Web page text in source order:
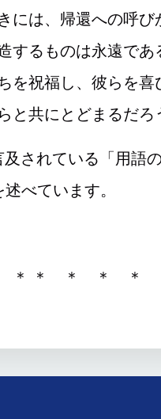
には、帰還への呼び
するものは永遠であ
を祝福し、彼らを喜
と共にとどまるだ
されている「用語
べています。
＊ ＊ ＊ ＊ ＊